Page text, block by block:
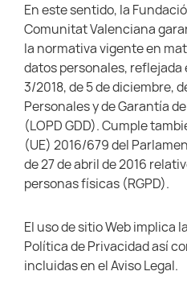
En este sentido, la
Comunitat Valenciana
la normativa vigente en
datos personales, reflejada
3/2018, de 5 de diciembre,
Personales y de Garantía
(LOPD GDD). Cumple
(UE) 2016/679 del
de 27 de abril de 2016
personas físicas (RGPD).
El uso de sitio Web implica
Política de Privacidad así
incluidas en el Aviso Legal.